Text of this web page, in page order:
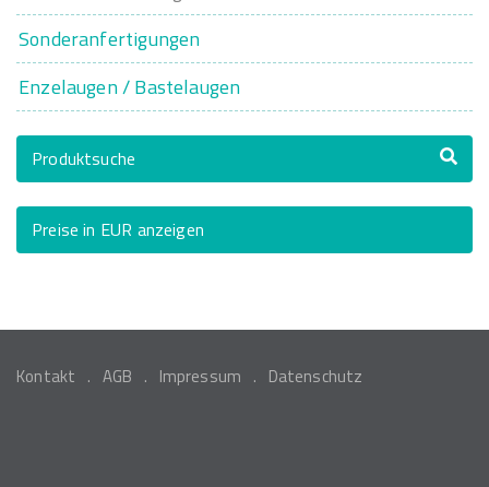
Sonderanfertigungen
Enzelaugen / Bastelaugen
Produktsuche
Preise in EUR anzeigen
Kontakt AGB Impressum Datenschutz